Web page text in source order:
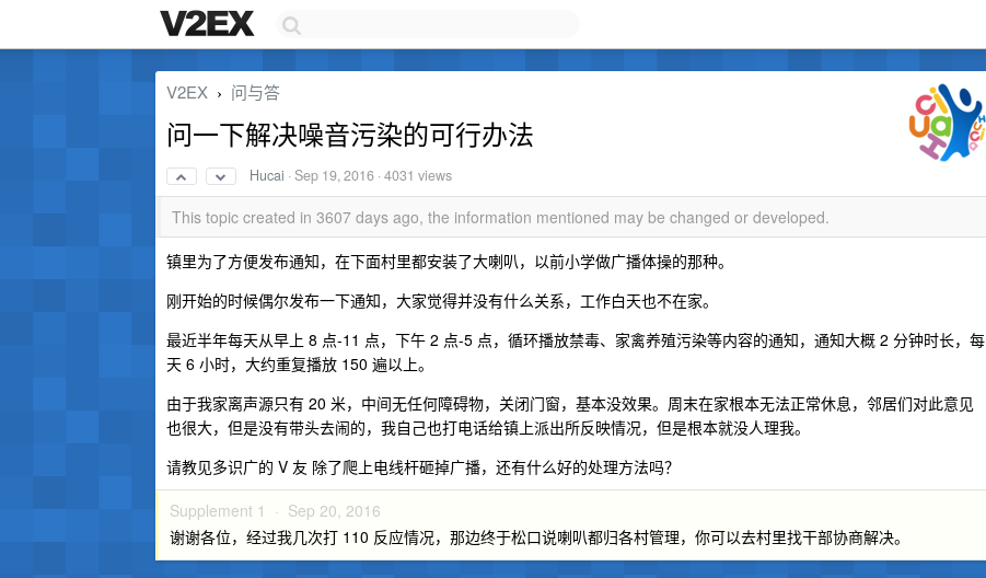
V2EX › 问与答
问一下解决噪音污染的可行办法
Hucai ·Sep 19, 2016 · 4031 views
This topic created in 3607 days ago, the information mentioned may be changed or developed.
镇里为了方便发布通知，在下面村里都安装了大喇叭，以前小学做广播体操的那种。
刚开始的时候偶尔发布一下通知，大家觉得并没有什么关系，工作白天也不在家。
最近半年每天从早上 8 点-11 点，下午 2 点-5 点，循环播放禁毒、家禽养殖污染等内容的通知，通知大概 2 分钟时长，每
天 6 小时，大约重复播放 150 遍以上。
由于我家离声源只有 20 米，中间无任何障碍物，关闭门窗，基本没效果。周末在家根本无法正常休息，邻居们对此意见
也很大，但是没有带头去闹的，我自己也打电话给镇上派出所反映情况，但是根本就没人理我。
请教见多识广的 V 友 除了爬上电线杆砸掉广播，还有什么好的处理方法吗？
Supplement 1 · Sep 20, 2016
谢谢各位，经过我几次打 110 反应情况，那边终于松口说喇叭都归各村管理，你可以去村里找干部协商解决。